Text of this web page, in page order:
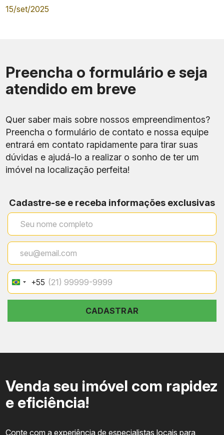
tabela comercial vigente
andar, posição e metragem
memorial de incorporação
regras condominiais
mobiliário e manutenção
moradia, uso próprio e renda
15/set/2025
Preencha o formulário e seja
atendido em breve
Quer saber mais sobre nossos empreendimentos?
Preencha o formulário de contato e nossa equipe
entrará em contato rapidamente para tirar suas
dúvidas e ajudá-lo a realizar o sonho de ter um
imóvel na localização perfeita!
Cadastre-se e receba informações exclusivas
Brazil
+55
+55
CADASTRAR
Venda seu imóvel com rapidez
e eficiência!
Conte com a experiência de especialistas locais para